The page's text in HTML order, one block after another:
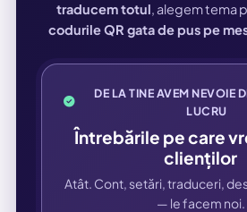
traducem totul, alegem tema
codurile QR gata de pus pe
DE LA TINE AVEM NEVOIE
LUCRU
Întrebările pe care
clienților
Atât. Cont, setări, traduceri,
— le facem noi.